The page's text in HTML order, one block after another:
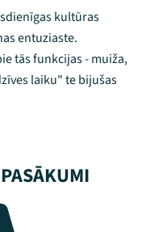
kultūras
entuziaste.
tās funkcijas - muiža,
laiku" te bijušas